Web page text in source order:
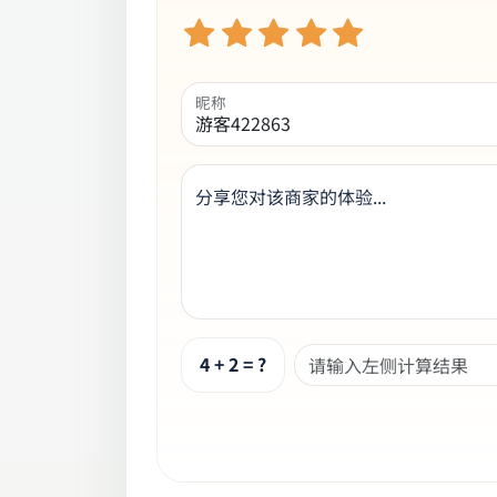
昵称
分享您对该商家的体验...
4 + 2 = ?